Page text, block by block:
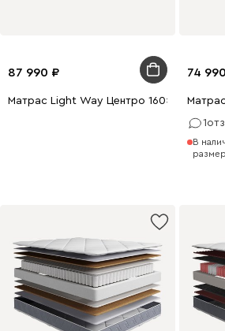
87 990
Матрас Light Way Центро 160x200
74 990
1
В